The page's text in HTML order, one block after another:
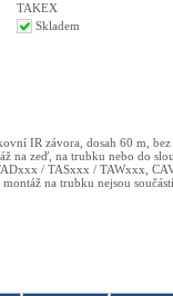
TAKEX
Skladem
IR závora, dosah 60 m,
na zeď, na trubku nebo do
/ TASxxx / TAWxxx,
na trubku nejsou